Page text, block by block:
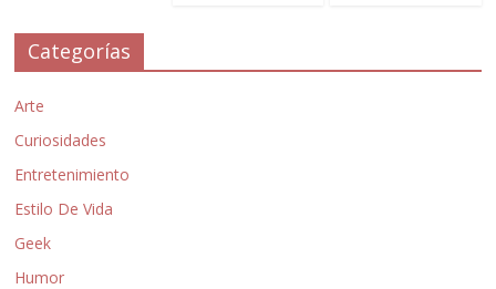
Categorías
Arte
Curiosidades
Entretenimiento
Estilo De Vida
Geek
Humor